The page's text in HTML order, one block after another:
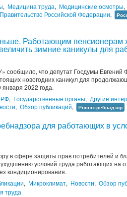
, Медицина труда, Медицинские осмотры,
Правительство Российской Федерации,
Работающим пенсионерам
зимние каникулы для
сообщило, что депутат Госдумы
новогодних каникул для
2022 года.
РФ, Государственные органы, Другие
, Обзор публикаций, Роспотребнадзор
для работающих в
в сфере защиты прав потребителей и
условий труда работающих на
кондиционирования.
, Микроклимат, Новости, Обзор
труда